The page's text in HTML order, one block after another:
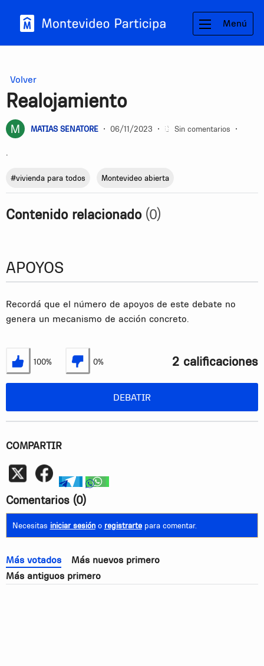
Menú
Volver
Realojamiento
MATIAS SENATORE • 06/11/2023 • Sin comentarios •
.
#vivienda para todos Montevideo abierta
Contenido relacionado (0)
APOYOS
Recordá que el número de apoyos de este debate no
genera un mecanismo de acción concreto.
Estoy de acuerdo
100%
No estoy de acuerdo
0% 2 calificaciones
DEBATIR
COMPARTIR
telegramwhatsapp
Comentarios (0)
Necesitas iniciar sesióno registrartepara comentar.
Más votados
Más nuevos primero
Más antiguos primero